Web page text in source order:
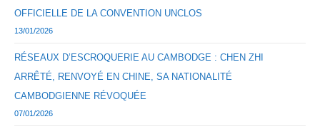
OFFICIELLE DE LA CONVENTION UNCLOS
13/01/2026
RÉSEAUX D’ESCROQUERIE AU CAMBODGE : CHEN ZHI
ARRÊTÉ, RENVOYÉ EN CHINE, SA NATIONALITÉ
CAMBODGIENNE RÉVOQUÉE
07/01/2026